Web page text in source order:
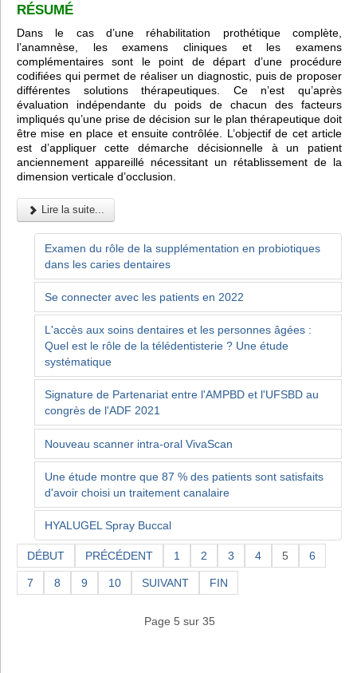
RÉSUMÉ
Dans le cas d’une réhabilitation prothétique complète,
l’anamnèse, les examens cliniques et les examens
complémentaires sont le point de départ d’une procédure
codifiées qui permet de réaliser un diagnostic, puis de proposer
différentes solutions thérapeutiques. Ce n’est qu’après
évaluation indépendante du poids de chacun des facteurs
impliqués qu’une prise de décision sur le plan thérapeutique doit
être mise en place et ensuite contrôlée. L’objectif de cet article
est d’appliquer cette démarche décisionnelle à un patient
anciennement appareillé nécessitant un rétablissement de la
dimension verticale d’occlusion.
Lire la suite...
Examen du rôle de la supplémentation en probiotiques
dans les caries dentaires
Se connecter avec les patients en 2022
L'accès aux soins dentaires et les personnes âgées :
Quel est le rôle de la télédentisterie ? Une étude
systématique
Signature de Partenariat entre l'AMPBD et l'UFSBD au
congrès de l'ADF 2021
Nouveau scanner intra-oral VivaScan
Une étude montre que 87 % des patients sont satisfaits
d'avoir choisi un traitement canalaire
HYALUGEL Spray Buccal
DÉBUT PRÉCÉDENT 1 2 3 4 5 6
7 8 9 10 SUIVANT FIN
Page 5 sur 35